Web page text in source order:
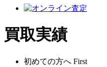
買取実績
初めての方へ First